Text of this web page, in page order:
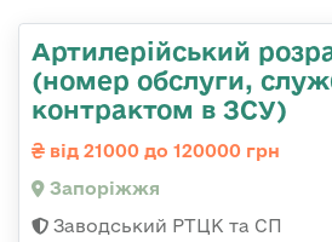
Артилерійський
(номер обслуги,
контрактом в ЗСУ)
від 21000 до 120000 грн
Запоріжжя
Заводський РТЦК та СП